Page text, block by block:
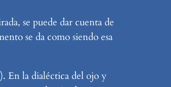
se puede dar cuenta de
se da como siendo esa
En la dialéctica del ojo y